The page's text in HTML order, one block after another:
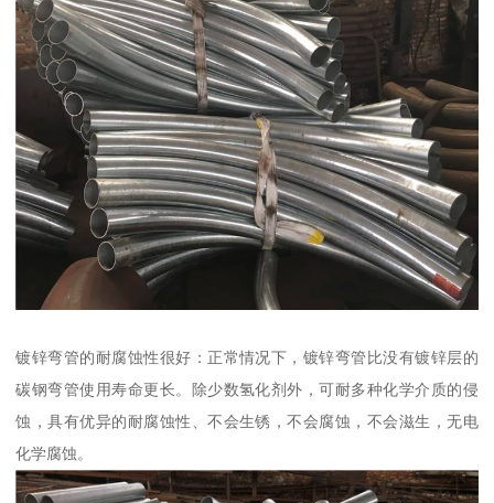
镀锌弯管的耐腐蚀性很好：正常情况下，镀锌弯管比没有镀锌层的
碳钢弯管使用寿命更长。除少数氢化剂外，可耐多种化学介质的侵
蚀，具有优异的耐腐蚀性、不会生锈，不会腐蚀，不会滋生，无电
化学腐蚀。